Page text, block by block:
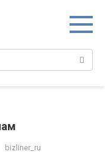
bizliner_ru